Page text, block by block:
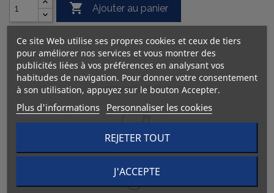
 Ajouter au panier
Commande 24h/24h
Livraison en 24h
Ce site Web utilise ses propres cookies et ceux de tiers
pour améliorer nos services et vous montrer des
publicités liées à vos préférences en analysant vos
habitudes de navigation. Pour donner votre consentement
à son utilisation, appuyez sur le bouton Accepter.
Plus d'informations Personnaliser les cookies
REJETER TOUT
J'ACCEPTE